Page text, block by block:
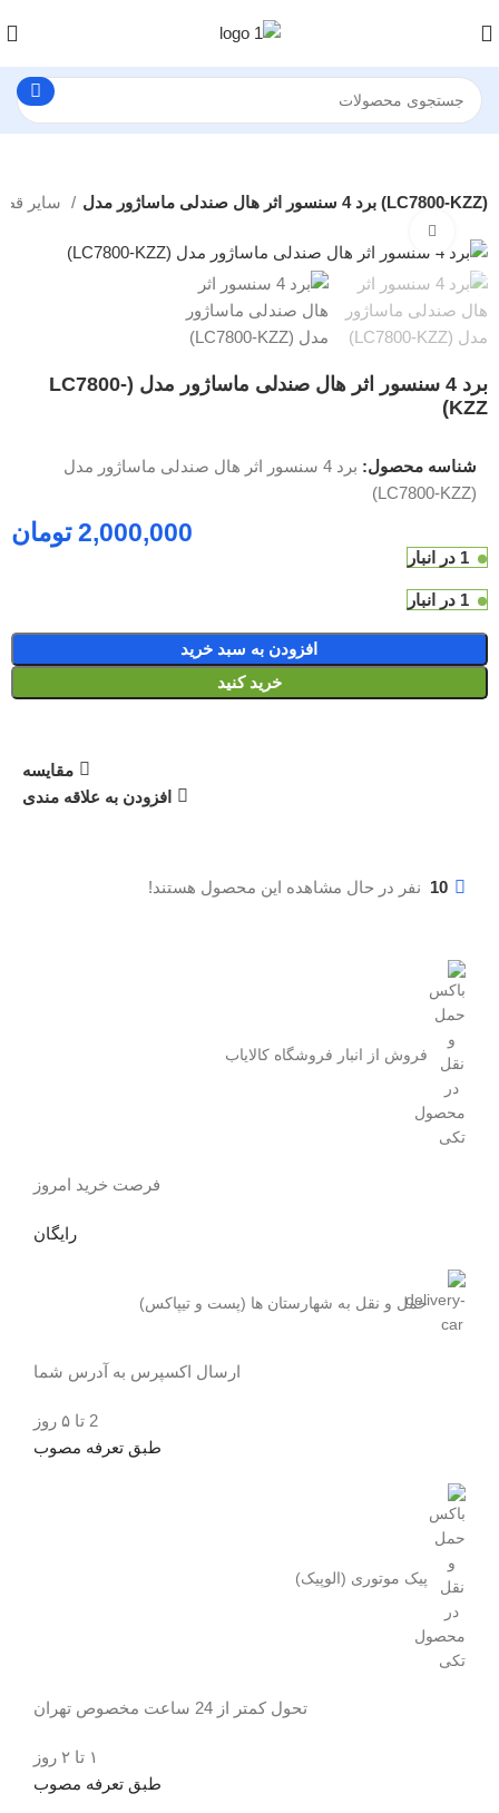
برد 4 سنسور اثر هال صندلی ماساژور مدل (LC7800-KZZ)
برد 4 سنسور اثر هال صندلی ماساژور مدل (LC7800-
KZZ)
شناسه محصول:
برد 4 سنسور اثر هال صندلی ماساژور مدل
(LC7800-KZZ)
تومان
1 در انبار
1 در انبار
افزودن به سبد خرید
خرید کنید
مقایسه
افزودن به علاقه مندی
10 نفر در حال مشاهده این محصول هستند!
فروش از انبار فروشگاه کالایاب
فرصت خرید امروز
رایگان
حمل و نقل به شهارستان ها (پست و تیپاکس)
ارسال اکسپرس به آدرس شما
2 تا ۵ روز
طبق تعرفه مصوب
پیک موتوری (الوپیک)
تحول کمتر از 24 ساعت مخصوص تهران
۱ تا ۲ روز
طبق تعرفه مصوب